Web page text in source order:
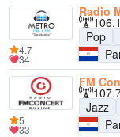
Radio
Pop
4.7
34
FM
Jazz
5
33